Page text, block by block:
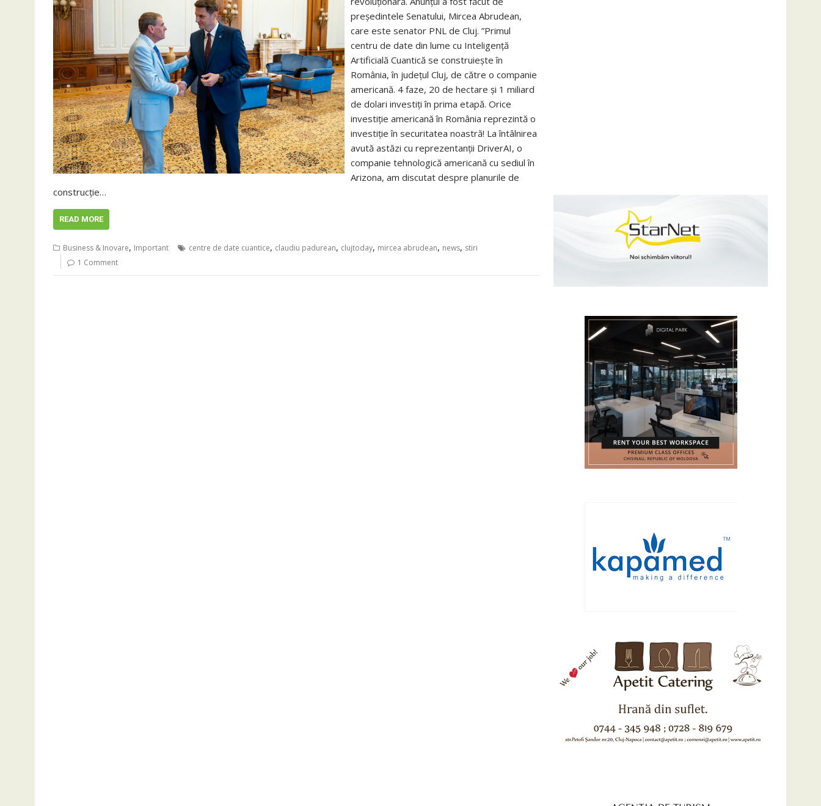
președintele Senatului, Mircea Abrudean,
care este senator PNL de Cluj. ”Primul
centru de date din lume cu Inteligență
Artificială Cuantică se construiește în
România, în județul Cluj, de către o companie
americană. 4 faze, 20 de hectare și 1 miliard
de dolari investiți în prima etapă. Orice
investiție americană în România reprezintă o
investiție în securitatea noastră! La întâlnirea
avută astăzi cu reprezentanții DriverAI, o
companie tehnologică americană cu sediul în
Arizona, am discutat despre planurile de
construcție…
READ MORE
Business & Inovare, Important centre de date cuantice, claudiu padurean, clujtoday, mircea abrudean, news, stiri
1 Comment